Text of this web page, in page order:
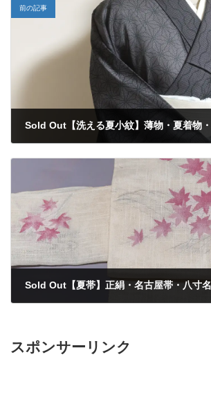
前の記事
スポンサーリンク